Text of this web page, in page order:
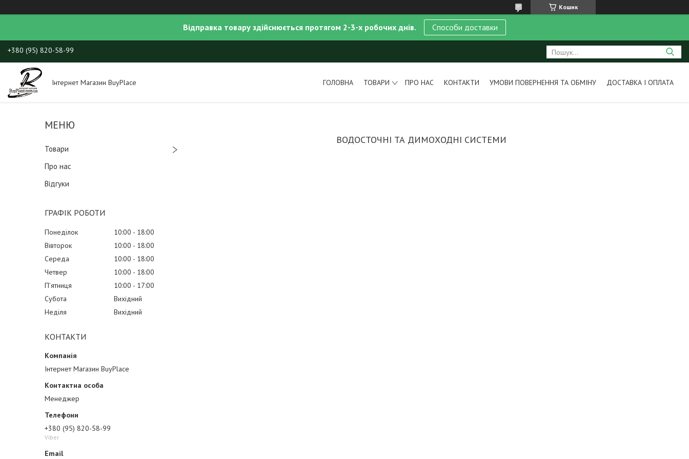
Кошик
Відправка товару здійснюється протягом 2-3-х робочих днів. Способи доставки
+380 (95) 820-58-99
Інтернет Магазин BuyPlace ГОЛОВНА ТОВАРИ ПРО НАС КОНТАКТИ УМОВИ ПОВЕРНЕННЯ ТА ОБМІНУ ДОСТАВКА І ОПЛАТА
Товари
Про нас
Відгуки
ГРАФІК РОБОТИ
Понеділок 10:00
18:00
Вівторок
10:00
18:00
Середа
10:00
18:00
Четвер
10:00
18:00
Пʼятниця
10:00
17:00
Субота
Вихідний
Неділя
Вихідний
КОНТАКТИ
Інтернет Магазин BuyPlace
Менеджер
+380 (95) 820-58-99
Viber
ВОДОСТОЧНІ ТА ДИМОХОДНІ СИСТЕМИ